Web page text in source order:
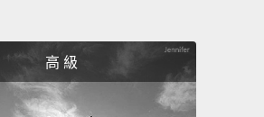
Complementary colors are
wheel.
For instance, blue
and green.
To avoid
高 級